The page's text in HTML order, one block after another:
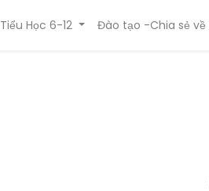
Tiểu Học 6-12 Đào tạo -Chia sẻ về